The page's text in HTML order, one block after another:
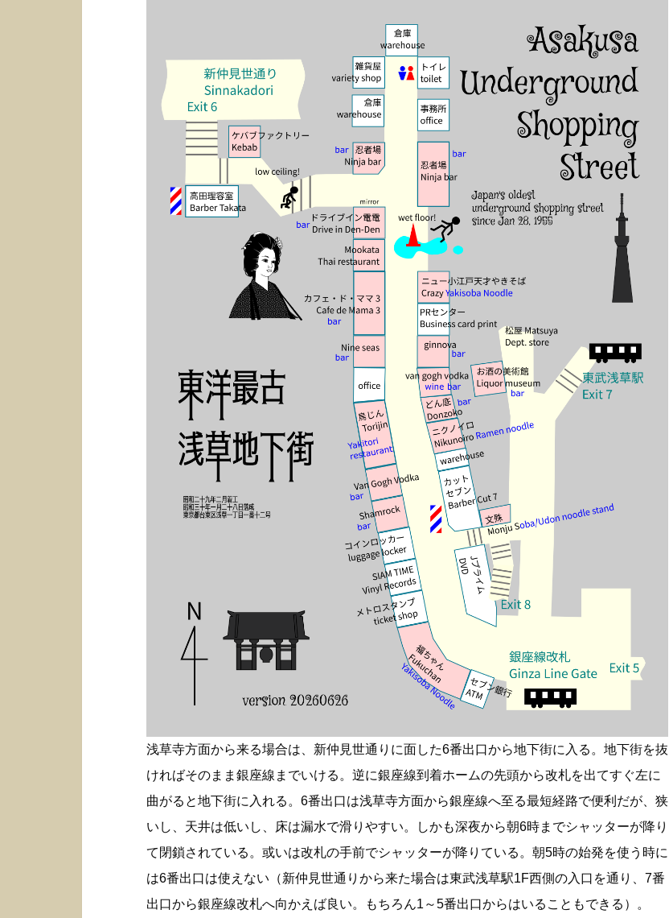
浅草寺方面から来る場合は、新仲見世通りに面した6番出口から地下街に入る。地下街を抜
ければそのまま銀座線までいける。逆に銀座線到着ホームの先頭から改札を出てすぐ左に
曲がると地下街に入れる。6番出口は浅草寺方面から銀座線へ至る最短経路で便利だが、狭
いし、天井は低いし、床は漏水で滑りやすい。しかも深夜から朝6時までシャッターが降り
て閉鎖されている。或いは改札の手前でシャッターが降りている。朝5時の始発を使う時に
は6番出口は使えない（新仲見世通りから来た場合は東武浅草駅1F西側の入口を通り、7番
出口から銀座線改札へ向かえば良い。もちろん1～5番出口からはいることもできる）。